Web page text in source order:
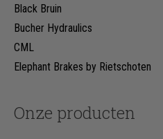
Black Bruin
Bucher Hydraulics
CML
Elephant Brakes by Rietschoten
Onze producten